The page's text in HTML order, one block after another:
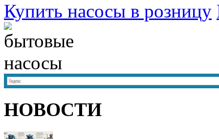
Купить насосы в розницу
НОВОСТИ